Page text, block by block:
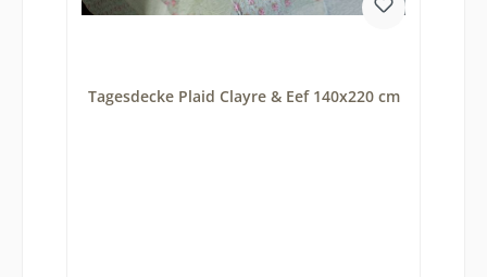
Tagesdecke Plaid Clayre & Eef 140x220 cm